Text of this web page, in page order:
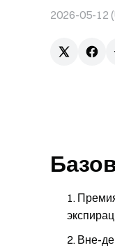
2026-05-12
Вне-